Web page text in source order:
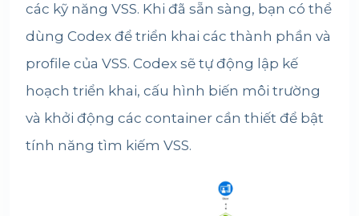
các kỹ năng VSS. Khi đã sẵn sàng, bạn có thể
dùng Codex để triển khai các thành phần và
profile của VSS. Codex sẽ tự động lập kế
hoạch triển khai, cấu hình biến môi trường
và khởi động các container cần thiết để bật
tính năng tìm kiếm VSS.